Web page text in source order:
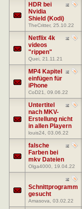
HDR bei
Nvidia
Shield (Kodi)
TheCritter, 25.10.22
Netflix 4k
videos
"rippen"
Quei , 21.11.21
MP4 Kapitel
einfügen für
iPhone
CoD21 , 09.06.22
Untertitel
nach MKV-
Erstellung nicht
in allen Playern
louis24 , 03.06.22
falsche
Farben bei
mkv Dateien
Olga4000 , 19.04.22
Schnittprogramm
gesucht
Amasova , 03.02.22